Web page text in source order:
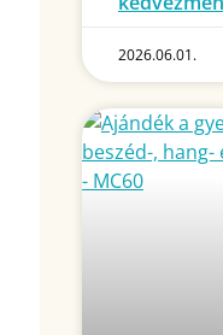
2026.06.01.